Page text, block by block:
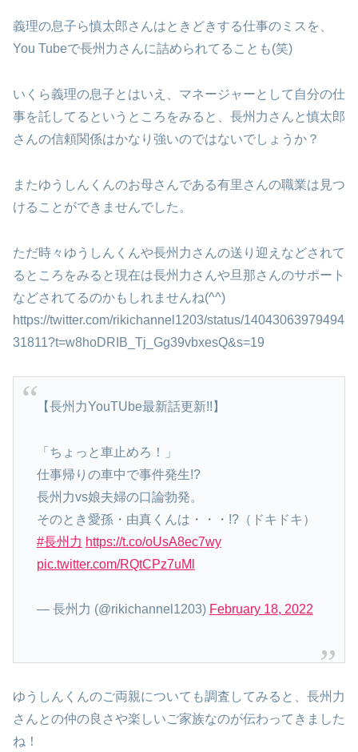
義理の息子ら慎太郎さんはときどきする仕事のミスを、
You Tubeで長州力さんに詰められてることも(笑)
いくら義理の息子とはいえ、マネージャーとして自分の仕
事を託してるというところをみると、長州力さんと慎太郎
さんの信頼関係はかなり強いのではないでしょうか？
またゆうしんくんのお母さんである有里さんの職業は見つ
けることができませんでした。
ただ時々ゆうしんくんや長州力さんの送り迎えなどされて
るところをみると現在は長州力さんや旦那さんのサポート
などされてるのかもしれませんね(^^)
https://twitter.com/rikichannel1203/status/14043063979494
31811?t=w8hoDRIB_Tj_Gg39vbxesQ&s=19
【長州力YouTUbe最新話更新!!】
「ちょっと車止めろ！」
仕事帰りの車中で事件発生!?
長州力vs娘夫婦の口論勃発。
そのとき愛孫・由真くんは・・・!?（ドキドキ）
#長州力 https://t.co/oUsA8ec7wy
pic.twitter.com/RQtCPz7uMl
— 長州力 (@rikichannel1203) February 18, 2022
ゆうしんくんのご両親についても調査してみると、長州力
さんとの仲の良さや楽しいご家族なのが伝わってきました
ね！